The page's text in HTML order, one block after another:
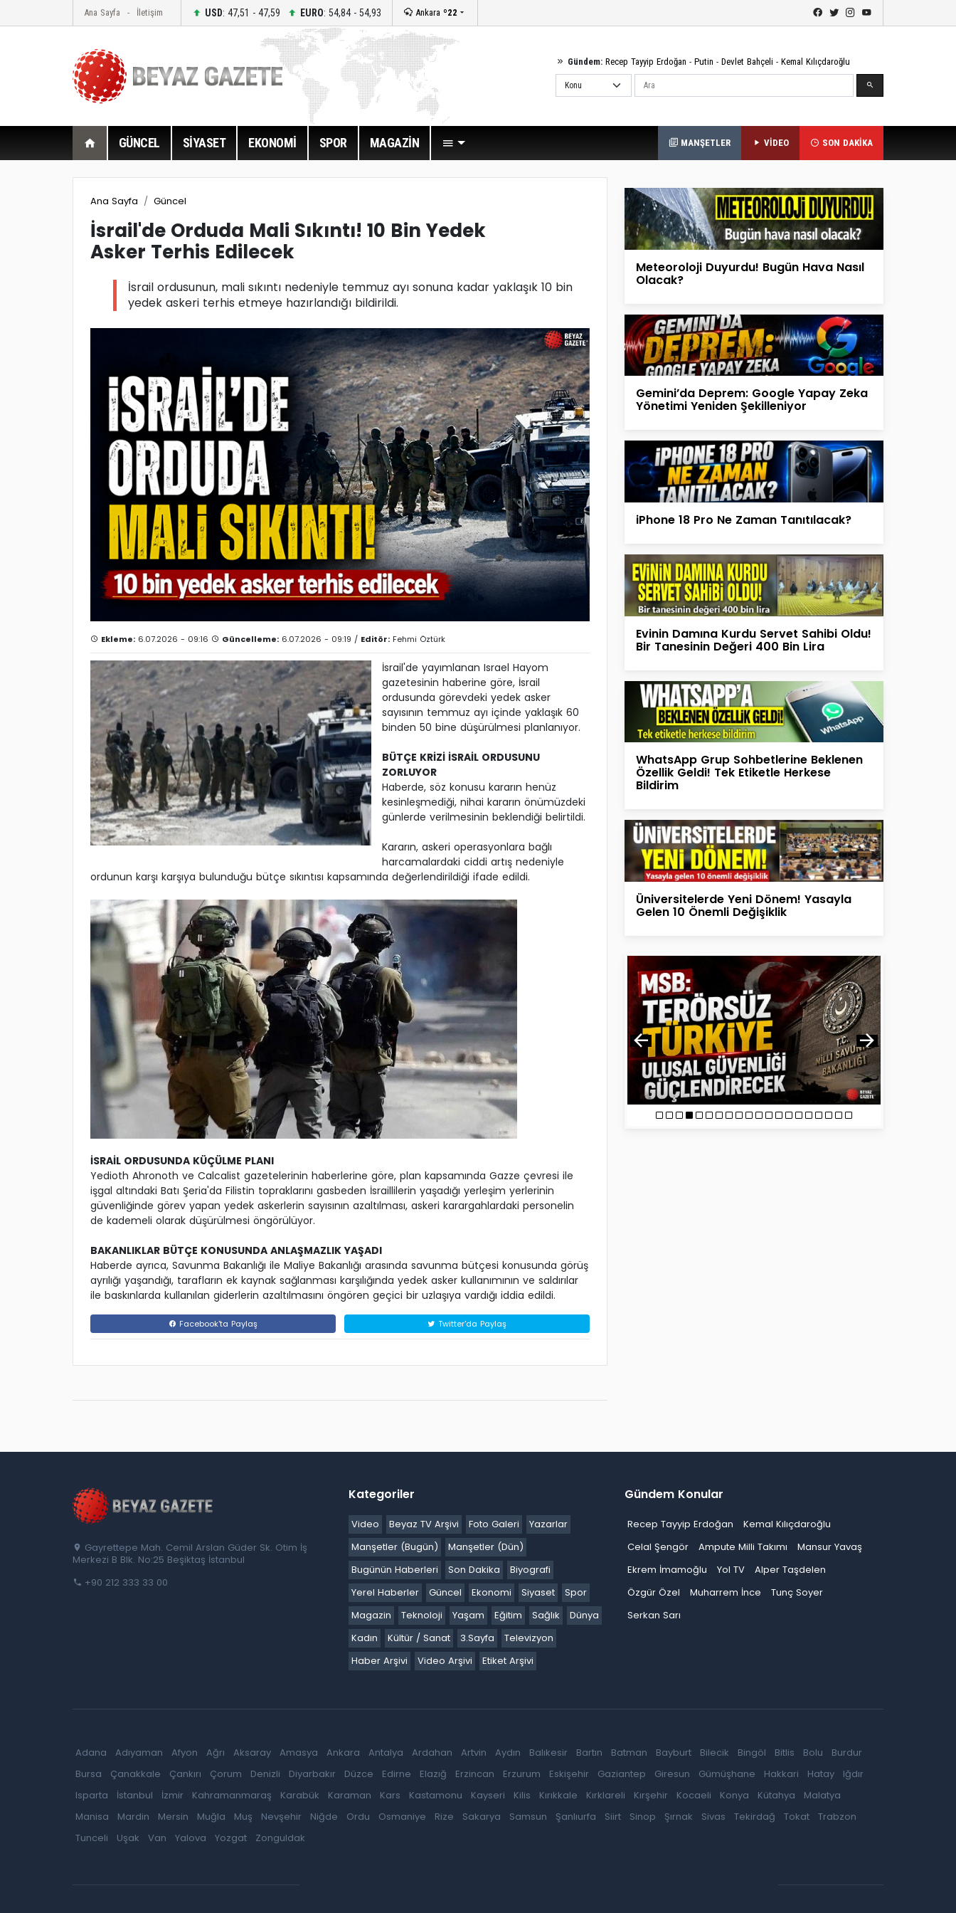
Ana Sayfa İletişim USD: 47,51 - 47,59 EURO: 54,84 - 54,93 Ankara º22
Gündem: Recep Tayyip Erdoğan - Putin - Devlet Bahçeli - Kemal Kılıçdaroğlu
Ara
GÜNCEL SİYASET EKONOMİ SPOR MAGAZİN MANŞETLER VİDEO SON DAKİKA
Ana Sayfa Güncel
İsrail'de Orduda Mali Sıkıntı! 10 Bin Yedek
Asker Terhis Edilecek
İsrail ordusunun, mali sıkıntı nedeniyle temmuz ayı sonuna kadar yaklaşık 10 bin
yedek askeri terhis etmeye hazırlandığı bildirildi.
Ekleme: 6.07.2026 - 09:16 Güncelleme: 6.07.2026 - 09:19 / Editör: Fehmi Öztürk
İsrail'de yayımlanan Israel Hayom
gazetesinin haberine göre, İsrail
ordusunda görevdeki yedek asker
sayısının temmuz ayı içinde yaklaşık 60
binden 50 bine düşürülmesi planlanıyor.
BÜTÇE KRİZİ İSRAİL ORDUSUNU
ZORLUYOR
Haberde, söz konusu kararın henüz
kesinleşmediği, nihai kararın önümüzdeki
günlerde verilmesinin beklendiği belirtildi.
Kararın, askeri operasyonlara bağlı
harcamalardaki ciddi artış nedeniyle
ordunun karşı karşıya bulunduğu bütçe sıkıntısı kapsamında değerlendirildiği ifade edildi.
İSRAİL ORDUSUNDA KÜÇÜLME PLANI
Yedioth Ahronoth ve Calcalist gazetelerinin haberlerine göre, plan kapsamında Gazze çevresi ile
işgal altındaki Batı Şeria'da Filistin topraklarını gasbeden İsraillilerin yaşadığı yerleşim yerlerinin
güvenliğinde görev yapan yedek askerlerin sayısının azaltılması, askeri karargahlardaki personelin
de kademeli olarak düşürülmesi öngörülüyor.
BAKANLIKLAR BÜTÇE KONUSUNDA ANLAŞMAZLIK YAŞADI
Haberde ayrıca, Savunma Bakanlığı ile Maliye Bakanlığı arasında savunma bütçesi konusunda görüş
ayrılığı yaşandığı, tarafların ek kaynak sağlanması karşılığında yedek asker kullanımının ve saldırılar
ile baskınlarda kullanılan giderlerin azaltılmasını öngören geçici bir uzlaşıya vardığı iddia edildi.
Facebook'ta Paylaş Twitter'da Paylaş
Meteoroloji Duyurdu! Bugün Hava Nasıl
Olacak?
Gemini’da Deprem: Google Yapay Zeka
Yönetimi Yeniden Şekilleniyor
iPhone 18 Pro Ne Zaman Tanıtılacak?
Evinin Damına Kurdu Servet Sahibi Oldu!
Bir Tanesinin Değeri 400 Bin Lira
WhatsApp Grup Sohbetlerine Beklenen
Özellik Geldi! Tek Etiketle Herkese
Bildirim
Üniversitelerde Yeni Dönem! Yasayla
Gelen 10 Önemli Değişiklik
Gayrettepe Mah. Cemil Arslan Güder Sk. Otim İş
Merkezi B Blk. No:25 Beşiktaş İstanbul
+90 212 333 33 00
Kategoriler
Video Beyaz TV Arşivi Foto Galeri
Yazarlar
Manşetler (Bugün)
Manşetler (Dün)
Bugünün Haberleri
Son Dakika
Biyografi
Yerel Haberler
Güncel Ekonomi Siyaset
Spor
Magazin
Teknoloji Yaşam Eğitim Sağlık
Dünya
Kadın
Kültür / Sanat 3.Sayfa
Televizyon
Haber Arşivi
Video Arşivi Etiket Arşivi
Gündem Konular
Recep Tayyip Erdoğan
Kemal Kılıçdaroğlu
Celal Şengör
Ampute Milli Takımı
Mansur Yavaş
Ekrem İmamoğlu
Yol TV
Alper Taşdelen
Özgür Özel
Muharrem İnce
Tunç Soyer
Serkan Sarı
Adana Adıyaman Afyon Ağrı Aksaray Amasya Ankara Antalya Ardahan Artvin Aydın Balıkesir Bartın Batman Bayburt Bilecik Bingöl Bitlis Bolu
Burdur
Bursa
Çanakkale Çankırı Çorum Denizli Diyarbakır Düzce Edirne Elazığ Erzincan Erzurum Eskişehir Gaziantep Giresun Gümüşhane Hakkari Hatay
Iğdır
Isparta
İstanbul İzmir Kahramanmaraş Karabük Karaman Kars Kastamonu Kayseri Kilis Kırıkkale Kırklareli Kırşehir Kocaeli Konya Kütahya
Malatya
Manisa
Mardin Mersin Muğla Muş Nevşehir Niğde Ordu Osmaniye Rize Sakarya Samsun Şanlıurfa Siirt Sinop Şırnak Sivas Tekirdağ Tokat
Trabzon
Tunceli
Uşak Van Yalova Yozgat Zonguldak